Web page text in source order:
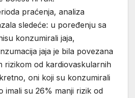
praćenja, analiza
sledeće: u poređenju sa
konzumirali jaja,
jaja je bila povezana
rizikom od kardiovaskularnih
oni koji su konzumirali
imali su 26% manji rizik od